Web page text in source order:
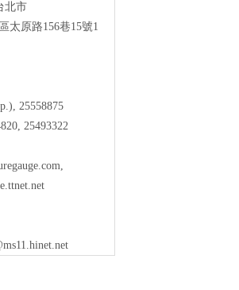
北市
太原路156巷15號1
25558875
25493322
,